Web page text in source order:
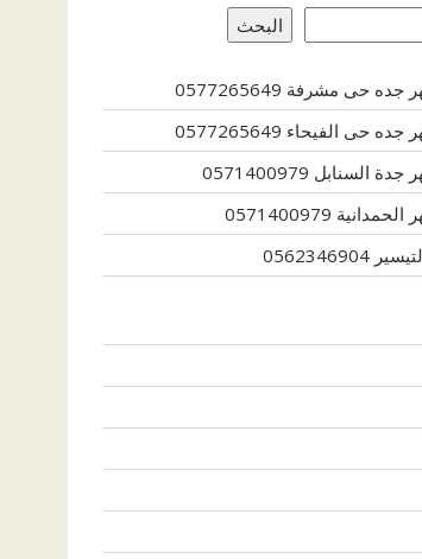
البحث
حى مشرفة 0577265649
حى الفيحاء 0577265649
0571400979
0571400979